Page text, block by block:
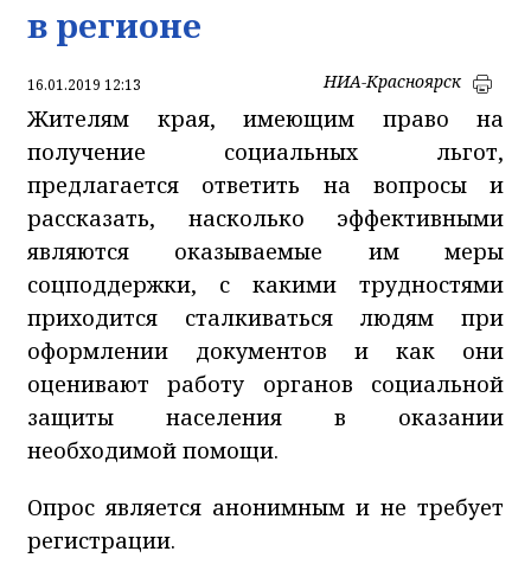
в регионе
16.01.2019 12:13 НИА-Красноярск
Жителям края, имеющим право на
получение социальных льгот,
предлагается ответить на вопросы и
рассказать, насколько эффективными
являются оказываемые им меры
соцподдержки, с какими трудностями
приходится сталкиваться людям при
оформлении документов и как они
оценивают работу органов социальной
защиты населения в оказании
необходимой помощи.
Опрос является анонимным и не требует
регистрации.